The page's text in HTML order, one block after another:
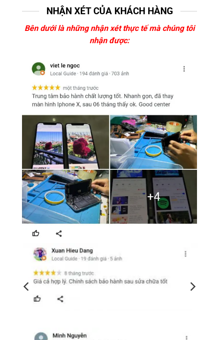
NHẬN XÉT CỦA KHÁCH HÀNG
Bên dưới là những nhận xét thực tế mà chúng tôi
nhận được: